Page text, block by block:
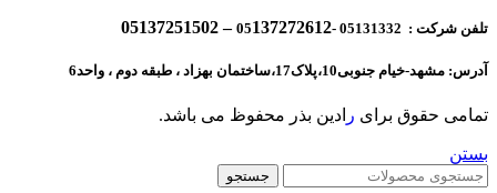
تلفن شرکت : 05131332 -05 137272612 – 05137251502
آدرس: مشهد-خیام جنوبی10،پلاک17،ساختمان بهزاد ، طبقه دوم ، واحد6
تمامی حقوق برای ر ادین بذر محفوظ می باشد.
بستن
جستجو